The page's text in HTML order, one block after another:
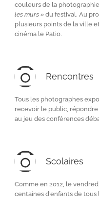
couleurs de la
les murs » du festival. Au
plusieurs points de la ville
cinéma le Patio.
Rencontres
Tous les photographes
recevoir le public,
au jeu des conférences
Scolaires
Comme en 2012, le
centaines d’enfants de